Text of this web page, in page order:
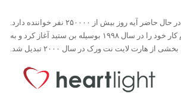
در حال حاضر آیه روز بیش از ۲۵۰۰۰۰ نفر خواننده دارد.
ورس آو ذ دی دات کام کار خود را در سال ۱۹۹۸ بوسیله بن ستید آغاز کرد و به
بخشی از هارت لایت نت ورک در سال ۲۰۰۰ تبدیل شد.